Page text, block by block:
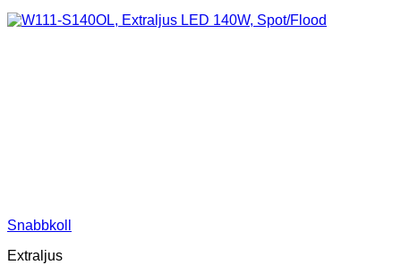
Snabbkoll
Extraljus